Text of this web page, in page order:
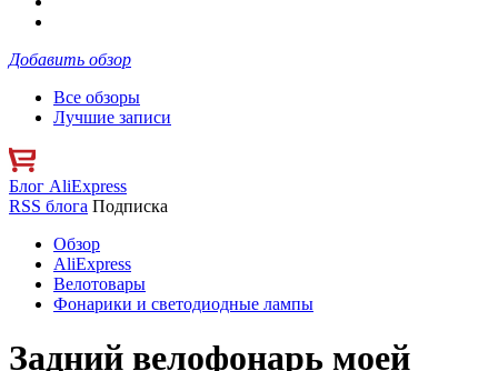
Добавить обзор
Все обзоры
Лучшие записи
Блог AliExpress
RSS блога Подписка
Обзор
AliExpress
Велотовары
Фонарики и светодиодные лампы
Задний велофонарь моей